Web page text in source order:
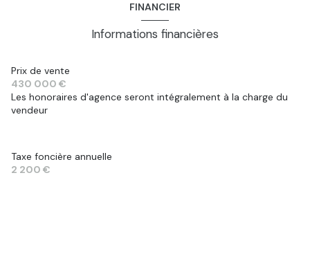
FINANCIER
Informations financières
Prix de vente
430 000 €
Les honoraires d'agence seront intégralement à la charge du
vendeur
Taxe foncière annuelle
2 200 €